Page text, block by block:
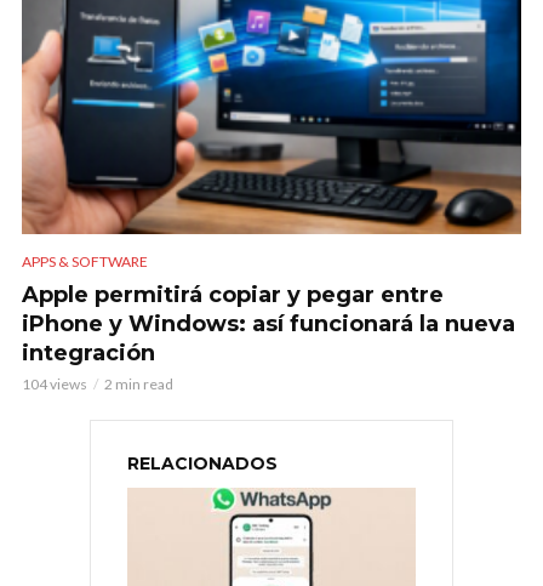
APPS & SOFTWARE
Apple permitirá copiar y pegar entre
iPhone y Windows: así funcionará la nueva
integración
104 views 2 min read
RELACIONADOS